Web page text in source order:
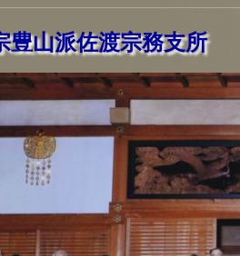
豊山派佐渡宗務支所